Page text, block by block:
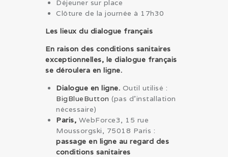
Déjeuner sur place
Clôture de la journée à 17h30
Les lieux du dialogue français
En raison des conditions sanitaires
exceptionnelles, le dialogue français
se déroulera en ligne.
Dialogue en ligne. Outil utilisé :
BigBlueButton (pas d’installation
nécessaire)
Paris, WebForce3, 15 rue
Moussorgski, 75018 Paris :
passage en ligne au regard des
conditions sanitaires